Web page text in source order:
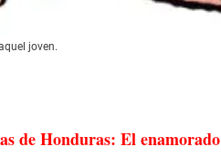
joven.
de Honduras: El enamorado